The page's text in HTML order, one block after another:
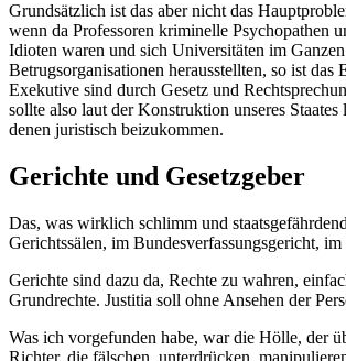
Grundsätzlich ist das aber nicht das
wenn da Professoren kriminelle Psychopathen
Idioten waren und sich Universitäten im
Betrugsorganisationen herausstellten, so ist das
Exekutive sind durch Gesetz und
sollte also laut der Konstruktion unseres
denen juristisch beizukommen.
Gerichte und Gesetzgeber
Das, was wirklich schlimm und
Gerichtssälen, im Bundesverfassungsgericht,
Gerichte sind dazu da, Rechte zu wahren,
Grundrechte. Justitia soll ohne Ansehen der
Was ich vorgefunden habe, war die Hölle, der
Richter, die fälschen, unterdrücken,